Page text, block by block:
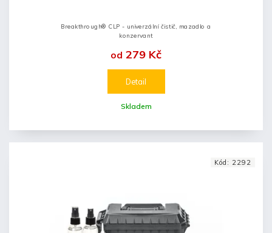
Skladem
od 279 Kč
Detail
Breakthrough® CLP - univerzální čistič, mazadlo a
konzervant
Kód: 2292